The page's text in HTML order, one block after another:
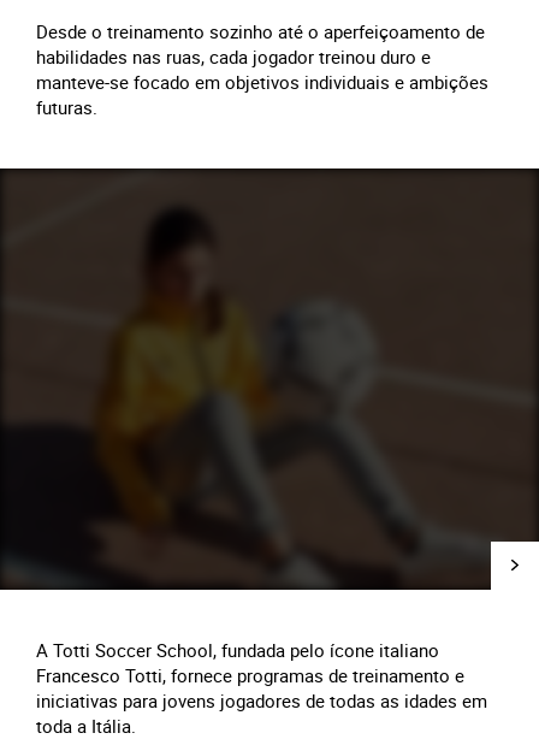
Desde o treinamento sozinho até o aperfeiçoamento de
habilidades nas ruas, cada jogador treinou duro e
manteve-se focado em objetivos individuais e ambições
futuras.
A Totti Soccer School, fundada pelo ícone italiano
Francesco Totti, fornece programas de treinamento e
iniciativas para jovens jogadores de todas as idades em
toda a Itália.